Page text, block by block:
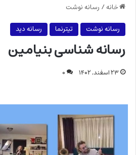
خانه/ رسانه نوشت
رسانه نوشت
تیترنما رسانه دید
رسانه شناسی بنیامین
۲۳ اسفند, ۱۴۰۲ ۰